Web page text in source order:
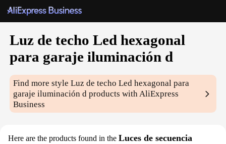
Luz de techo Led hexagonal
para garaje iluminación d
Find more styleLuz de techo Led hexagonal para
garaje iluminación d products with AliExpress
Business
Here are the products found in the Luces de secuencia